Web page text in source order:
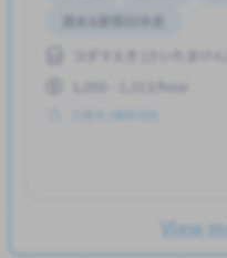
週末&節假日休息
コダマえき (さいたまけん)
1,050 - 1,313/hour
View